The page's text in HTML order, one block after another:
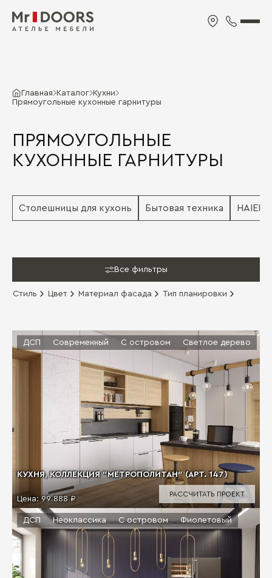
Главная Каталог Кухни
Прямоугольные кухонные гарнитуры
ПРЯМОУГОЛЬНЫЕ
КУХОННЫЕ ГАРНИТУРЫ
Столешницы для кухонь Бытовая техника HAIER
Все фильтры
Стиль Цвет Материал фасада Тип планировки
КУХНЯ, КОЛЛЕКЦИЯ "МЕТРОПОЛИТАН" (АРТ. 147)
Цена: 99 888 ₽
ДСП Современный С островом Светлое дерево
РАССЧИТАТЬ ПРОЕКТ
ДСП Неоклассика С островом Фиолетовый